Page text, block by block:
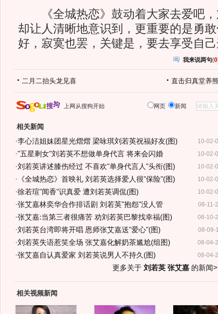
《全城热恋》鼓动着大家去爱吧，
却让人清晰地意识到，更重要的是勇
好，寂寞也罢，关键是，要去享受自
我来说两句(0
二月二抬头龙见喜 直击归真堂养
上网从搜狗开始 网页 新闻
相关新闻
10-02-
·李心洁姐妹团星光熠熠 梁咏琪刘若英祝福好友(图)
10-02-
·"五星剩女"刘若英不想做单身代言 将来会闪婚
10-02-
·刘若英讲述膝伤经过 不喜欢"单身代言人"头衔(图)
10-02-
· 《全城热恋》首映礼 刘若英选择爱人很"保险"(图)
10-02-
·徐若瑄"闻香"识真爱 遭刘若英调侃(图)
08-11-
·张艾嘉林奕华合作排话剧 刘若英"抱怨"没人管
08-10-
·张艾嘉:当第三者很痛苦 劝刘若英巴黎找幸福(图)
08-09-
·刘若英台湾即将开唱 恩师张艾嘉送"爱心"(图)
08-04-
·刘若英失语惹笑全场 张艾嘉化解奶茶尴尬(组图)
08-04-
·张艾嘉自认真爱家 刘若英说男人不持久(图)
更多关于 刘若英 张艾嘉的新闻
相关视频新闻